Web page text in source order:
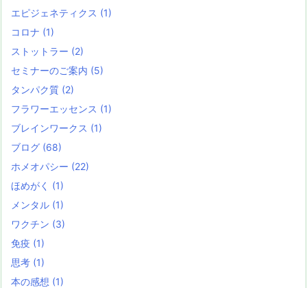
エピジェネティクス (1)
コロナ (1)
ストットラー (2)
セミナーのご案内 (5)
タンパク質 (2)
フラワーエッセンス (1)
ブレインワークス (1)
ブログ (68)
ホメオパシー (22)
ほめがく (1)
メンタル (1)
ワクチン (3)
免疫 (1)
思考 (1)
本の感想 (1)